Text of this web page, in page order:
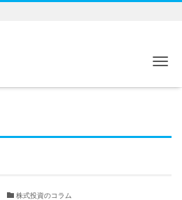
株式投資のコラム